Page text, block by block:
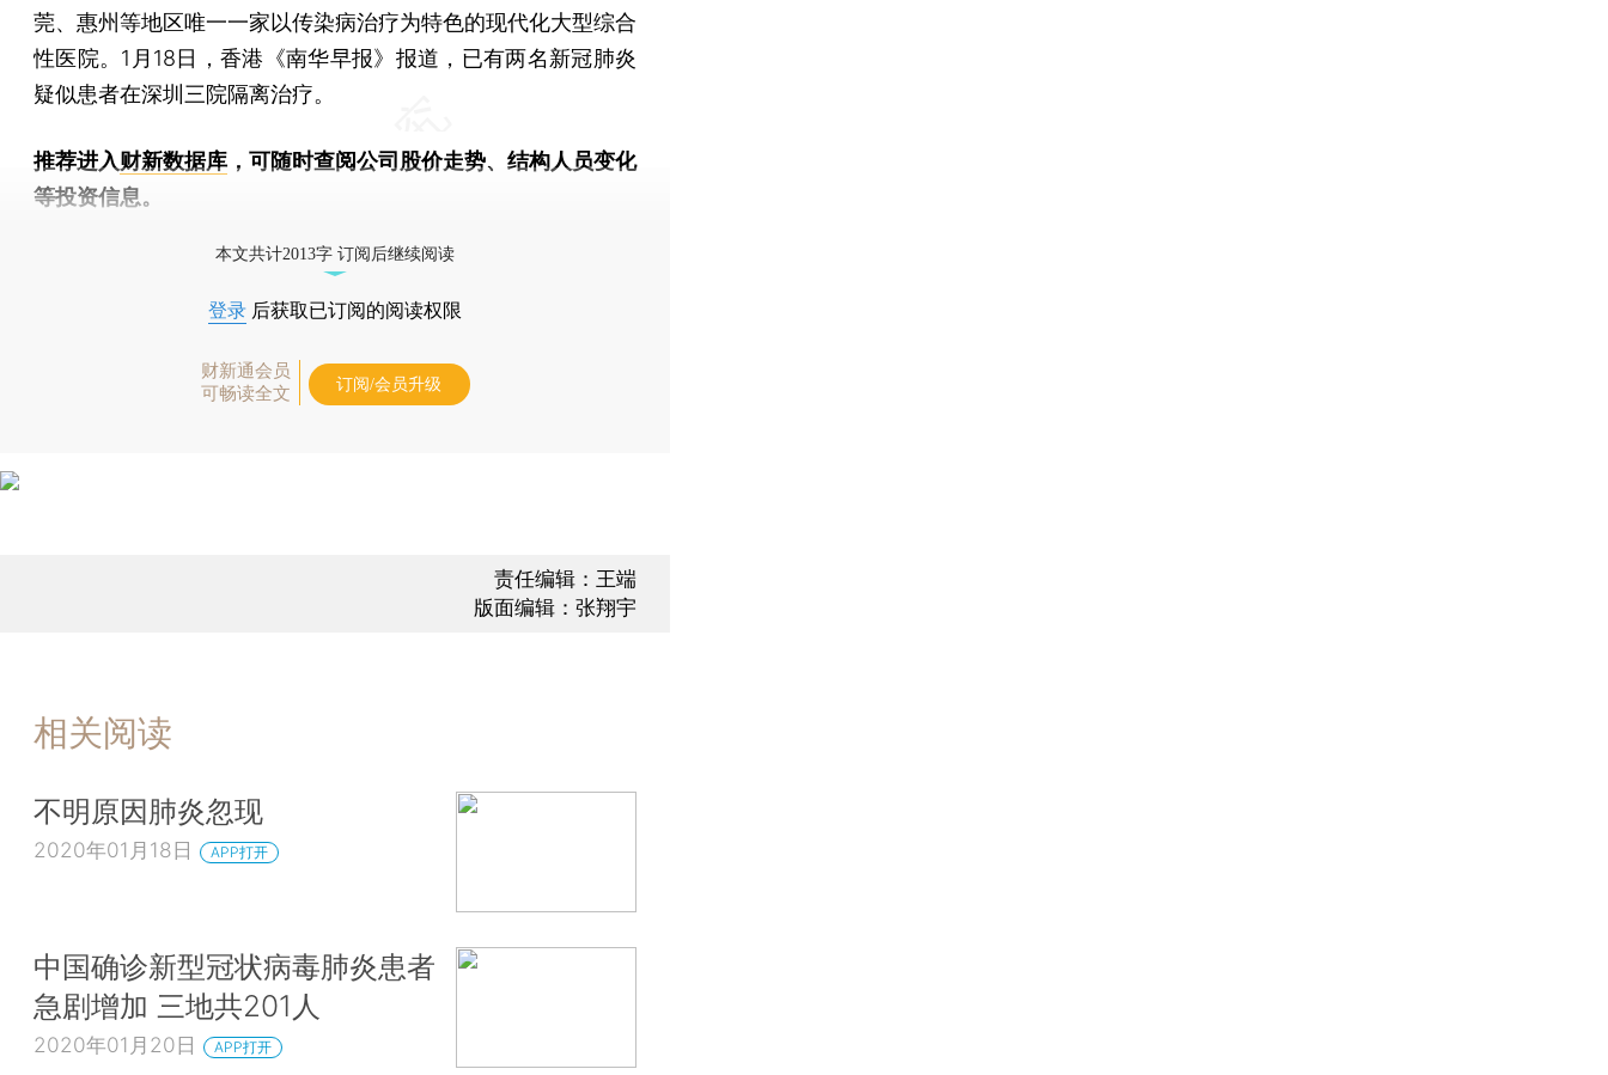
莞、惠州等地区唯一一家以传染病治疗为特色的现代化大型综合
性医院。1月18日，香港《南华早报》报道，已有两名新冠肺炎
疑似患者在深圳三院隔离治疗。
推荐进入财新数据库 ，可随时查阅公司股价走势、结构人员变化
等投资信息。
本文共计2013字 订阅后继续阅读
登录 后获取已订阅的阅读权限
财新通会员
可畅读全文
订阅/会员升级
责任编辑：王端
版面编辑：张翔宇
相关阅读
不明原因肺炎忽现
2020年01月18日 APP打开
中国确诊新型冠状病毒肺炎患者
急剧增加 三地共201人
2020年01月20日 APP打开